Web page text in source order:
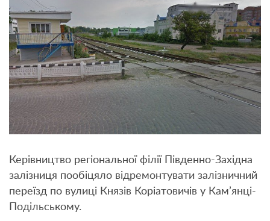
Керівництво регіональної філії Південно-Західна
залізниця пообіцяло відремонтувати залізничний
переїзд по вулиці Князів Коріатовичів у Кам’янці-
Подільському.